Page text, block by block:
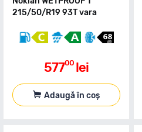
215/50/R19 93T vara
57700 lei
Adaugă în coș